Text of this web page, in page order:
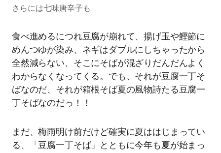
さらには七味唐辛子も
食べ進めるにつれ豆腐が崩れて、揚げ玉や鰹節に
めんつゆが染み、ネギはダブルにしちゃったから
全然減らない、そこにそばが混ざりだんだんよく
わからなくなってくる。でも、それが豆腐一丁そ
ばなのだ、それが箱根そば夏の風物詩たる豆腐一
丁そばなのだっ！！
まだ、梅雨明け前だけど確実に夏ははじまってい
る、「豆腐一丁そば」とともに今年も夏が始まっ